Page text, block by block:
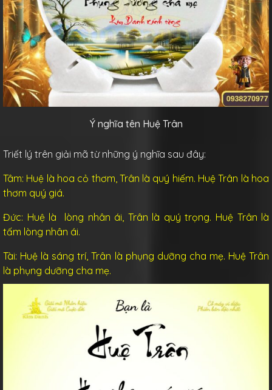
Ý nghĩa tên Huệ Trân
Triết lý trên giải mã từ những ý nghĩa sau đây:
Tâm: Huệ là hoa cỏ thơm, Trân là quý hiếm. Huệ Trân là hoa
thơm quý giá.
Đức: Huệ là lòng nhân ái, Trân là quý trọng. Huệ Trân là
tấm lòng nhân ái.
Tài: Huệ là sáng trí, Trân là phụng dưỡng cha mẹ. Huệ Trân
là phụng dưỡng cha mẹ.